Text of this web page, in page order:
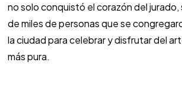
no solo conquistó el corazón del jurado,
de miles de personas que se
la ciudad para celebrar y disfrutar del
más pura.